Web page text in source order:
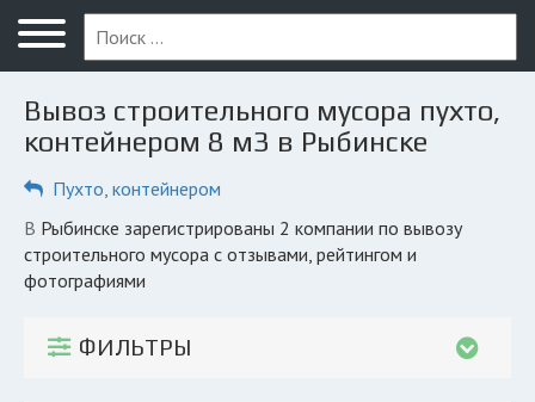
Меню
Главная
Вопрос юристу
Компании
КОМПАНИЯМ
Вывоз строительного мусора пухто,
контейнером 8 м3 в Рыбинске
Пухто, контейнером
в Рыбинске зарегистрированы 2 компании по вывозу
строительного мусора с отзывами, рейтингом и
фотографиями
ФИЛЬТРЫ